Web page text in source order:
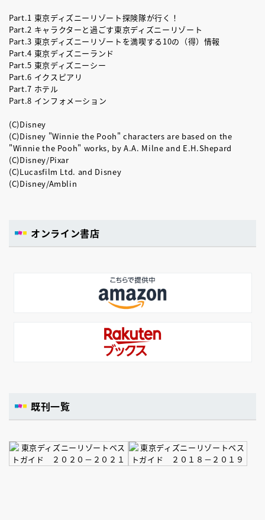
Part.1 東京ディズニーリゾート探険隊が行く！
Part.2 キャラクターと過ごす東京ディズニーリゾート
Part.3 東京ディズニーリゾートを満喫する10の（得）情報
Part.4 東京ディズニーランド
Part.5 東京ディズニーシー
Part.6 イクスピアリ
Part.7 ホテル
Part.8 インフォメーション
(C)Disney
(C)Disney "Winnie the Pooh" characters are based on the
"Winnie the Pooh" works, by A.A. Milne and E.H.Shepard
(C)Disney/Pixar
(C)Lucasfilm Ltd. and Disney
(C)Disney/Amblin
オンライン書店
既刊一覧